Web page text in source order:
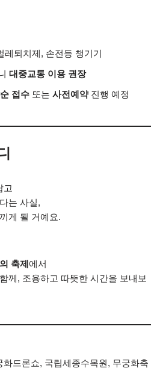
레퇴치제, 손전등 챙기기
대중교통 이용 권장
접수 또는 사전예약진행 예정
고
는 사실,
게 될 거예요.
축제에서
께, 조용하고 따뜻한 시간을 보내보
드론쇼, 국립세종수목원, 무궁화축